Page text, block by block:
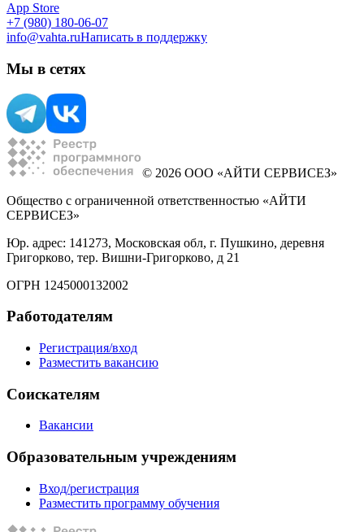
App Store
+7 (980) 180-06-07
info@vahta.ruНаписать в поддержку
Мы в сетях
© 2026 ООО «АЙТИ СЕРВИСЕЗ»
Общество с ограниченной ответственностью «АЙТИ
СЕРВИСЕЗ»
Юр. адрес: 141273, Московская обл, г. Пушкино, деревня
Григорково, тер. Вишни-Григорково, д 21
ОГРН 1245000132002
Работодателям
Регистрация/вход
Разместить вакансию
Соискателям
Вакансии
Образовательным учреждениям
Вход/регистрация
Разместить программу обучения